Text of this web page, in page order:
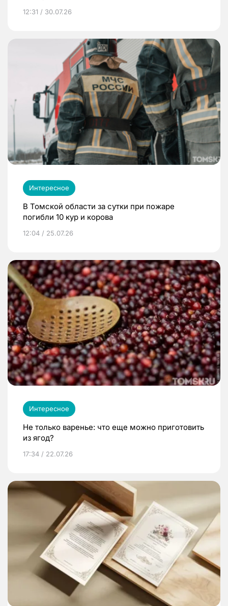
12:31 / 30.07.26
Интересное
В Томской области за сутки при пожаре
погибли 10 кур и корова
12:04 / 25.07.26
Интересное
Не только варенье: что еще можно приготовить
из ягод?
17:34 / 22.07.26